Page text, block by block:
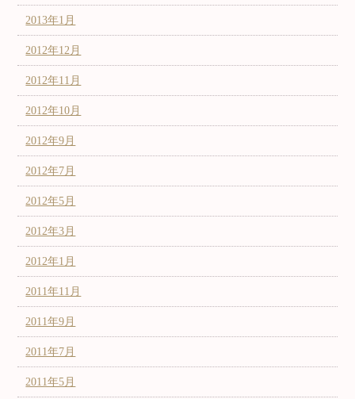
2013年1月
2012年12月
2012年11月
2012年10月
2012年9月
2012年7月
2012年5月
2012年3月
2012年1月
2011年11月
2011年9月
2011年7月
2011年5月